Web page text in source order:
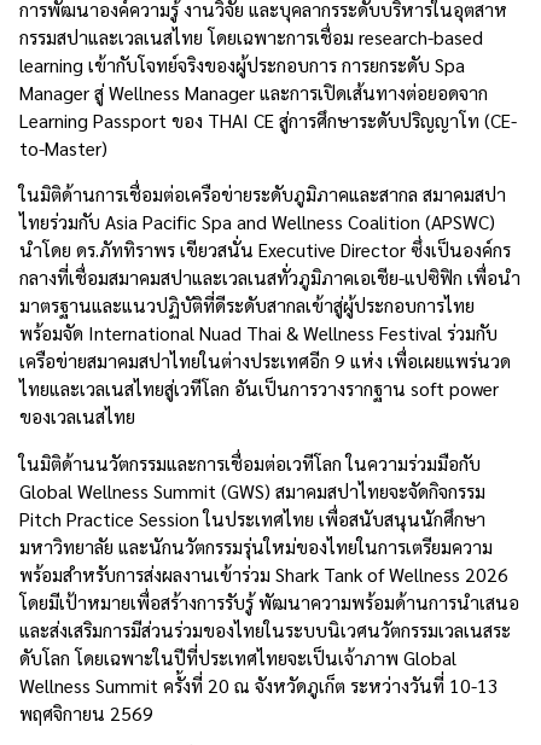
การพัฒนาองค์ความรู้ งานวิจัย และบุคลากรระดับบริหารในอุตสาห
กรรมสปาและเวลเนสไทย โดยเฉพาะการเชื่อม research-based
learning เข้ากับโจทย์จริงของผู้ประกอบการ การยกระดับ Spa
Manager สู่ Wellness Manager และการเปิดเส้นทางต่อยอดจาก
Learning Passport ของ THAI CE สู่การศึกษาระดับปริญญาโท (CE-
to-Master)
ในมิติด้านการเชื่อมต่อเครือข่ายระดับภูมิภาคและสากล สมาคมสปา
ไทยร่วมกับ Asia Pacific Spa and Wellness Coalition (APSWC)
นำโดย ดร.ภัททิราพร เขียวสนั่น Executive Director ซึ่งเป็นองค์กร
กลางที่เชื่อมสมาคมสปาและเวลเนสทั่วภูมิภาคเอเชีย-แปซิฟิก เพื่อนำ
มาตรฐานและแนวปฏิบัติที่ดีระดับสากลเข้าสู่ผู้ประกอบการไทย
พร้อมจัด International Nuad Thai & Wellness Festival ร่วมกับ
เครือข่ายสมาคมสปาไทยในต่างประเทศอีก 9 แห่ง เพื่อเผยแพร่นวด
ไทยและเวลเนสไทยสู่เวทีโลก อันเป็นการวางรากฐาน soft power
ของเวลเนสไทย
ในมิติด้านนวัตกรรมและการเชื่อมต่อเวทีโลก ในความร่วมมือกับ
Global Wellness Summit (GWS) สมาคมสปาไทยจะจัดกิจกรรม
Pitch Practice Session ในประเทศไทย เพื่อสนับสนุนนักศึกษา
มหาวิทยาลัย และนักนวัตกรรมรุ่นใหม่ของไทยในการเตรียมความ
พร้อมสำหรับการส่งผลงานเข้าร่วม Shark Tank of Wellness 2026
โดยมีเป้าหมายเพื่อสร้างการรับรู้ พัฒนาความพร้อมด้านการนำเสนอ
และส่งเสริมการมีส่วนร่วมของไทยในระบบนิเวศนวัตกรรมเวลเนสระ
ดับโลก โดยเฉพาะในปีที่ประเทศไทยจะเป็นเจ้าภาพ Global
Wellness Summit ครั้งที่ 20 ณ จังหวัดภูเก็ต ระหว่างวันที่ 10-13
พฤศจิกายน 2569